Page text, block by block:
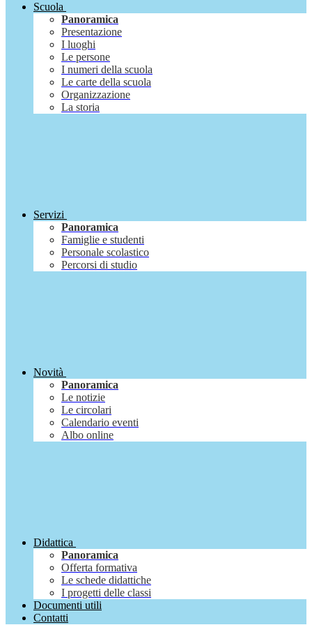
Scuola
Panoramica
Presentazione
I luoghi
Le persone
I numeri della scuola
Le carte della scuola
Organizzazione
La storia
Servizi
Panoramica
Famiglie e studenti
Personale scolastico
Percorsi di studio
Novità
Panoramica
Le notizie
Le circolari
Calendario eventi
Albo online
Didattica
Panoramica
Offerta formativa
Le schede didattiche
I progetti delle classi
Documenti utili
Contatti